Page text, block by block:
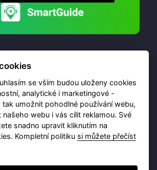
portál provozujeBrána Jihlavy,
Všechna práva vyhrazena.
údajů
se vším budou uloženy cookies
analytické i marketingové -
tak umožnit pohodlné používání webu,
webu i vás cílit reklamou. Své
snadno upravit kliknutím na
Kompletní politiku si můžete přečíst